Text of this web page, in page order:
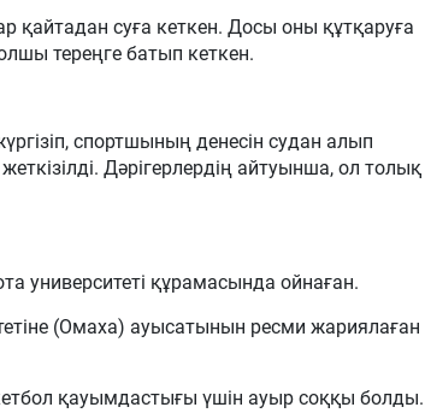
суға кеткен. Досы оны құтқаруға
тереңге батып кеткен.
спортшының денесін судан алып
Дәрігерлердің айтуынша, ол толық
университеті құрамасында ойнаған.
(Омаха) ауысатынын ресми жариялаған
қауымдастығы үшін ауыр соққы болды.